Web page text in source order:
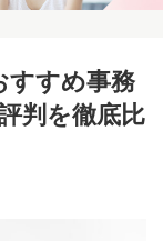
すすめ事務
判を徹底比